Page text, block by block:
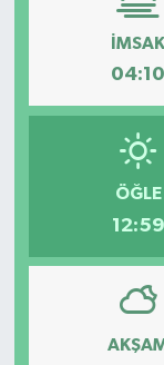
İMSAK
04:10
ÖĞLE
12:59